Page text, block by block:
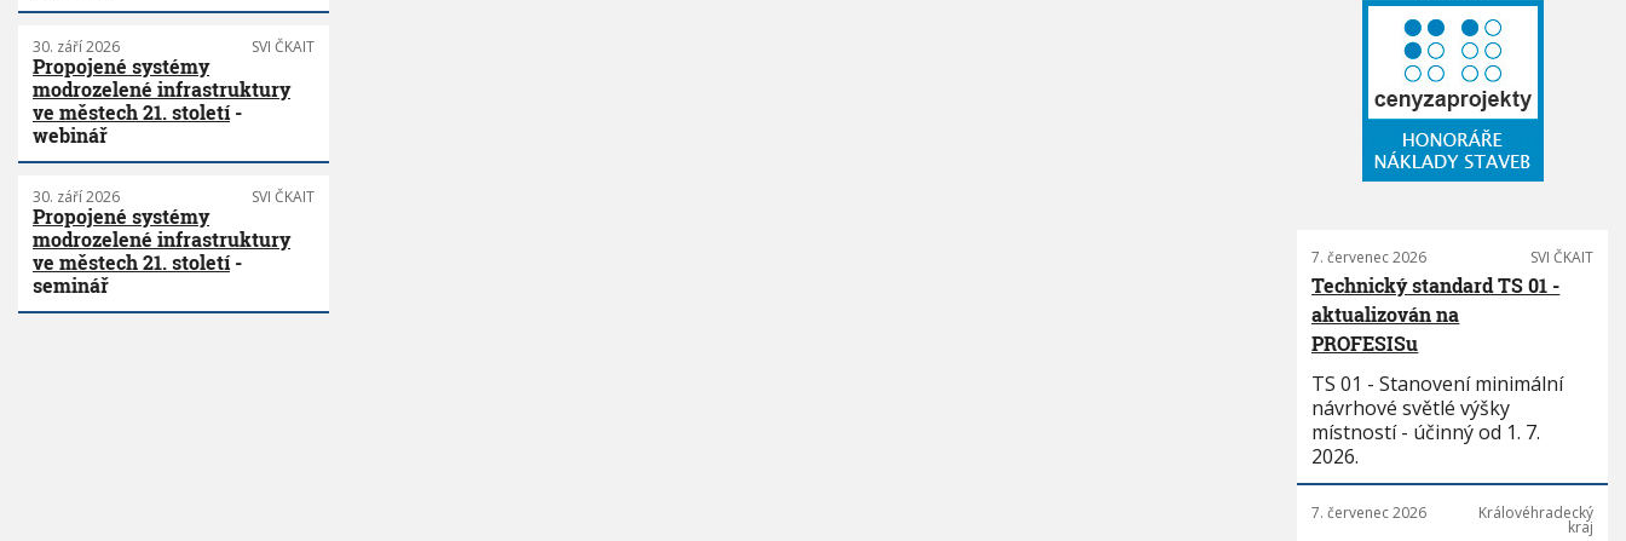
30. září 2026 SVI ČKAIT
Propojené systémy
modrozelené infrastruktury
ve městech 21. století-
webinář
30. září 2026 SVI ČKAIT
Propojené systémy
modrozelené infrastruktury
ve městech 21. století-
seminář
7. červenec 2026 SVI ČKAIT
Technický standard TS 01 -
aktualizován na
PROFESISu
TS 01 - Stanovení minimální
návrhové světlé výšky
místností - účinný od 1. 7.
2026.
7. červenec 2026 Královéhradecký
kraj